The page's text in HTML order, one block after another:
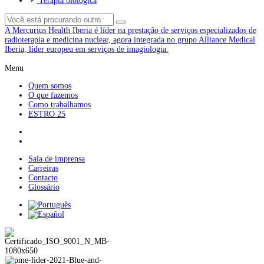
A Mercurius Health Iberia é líder na prestação de serviços especializados de
radioterapia e medicina nuclear, agora integrada no grupo Alliance Medical
Iberia, líder europeu em serviços de imagiologia.
Menu
Quem somos
O que fazemos
Como trabalhamos
ESTRO 25
Sala de imprensa
Carreiras
Contacto
Glossário